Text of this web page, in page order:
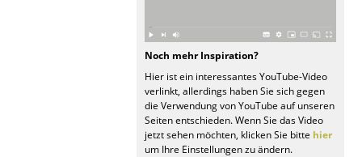
Noch mehr Inspiration?
Hier ist ein interessantes YouTube-Video
verlinkt, allerdings haben Sie sich gegen
die Verwendung von YouTube auf unseren
Seiten entschieden. Wenn Sie das Video
jetzt sehen möchten, klicken Sie bitte hier
um Ihre Einstellungen zu ändern.